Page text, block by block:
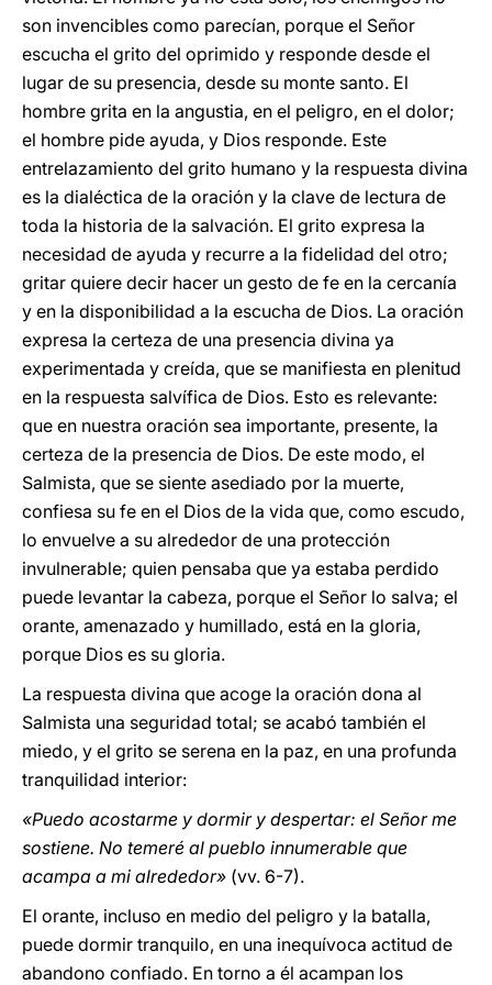
son invencibles como parecían, porque el Señor
escucha el grito del oprimido y responde desde el
lugar de su presencia, desde su monte santo. El
hombre grita en la angustia, en el peligro, en el dolor;
el hombre pide ayuda, y Dios responde. Este
entrelazamiento del grito humano y la respuesta divina
es la dialéctica de la oración y la clave de lectura de
toda la historia de la salvación. El grito expresa la
necesidad de ayuda y recurre a la fidelidad del otro;
gritar quiere decir hacer un gesto de fe en la cercanía
y en la disponibilidad a la escucha de Dios. La oración
expresa la certeza de una presencia divina ya
experimentada y creída, que se manifiesta en plenitud
en la respuesta salvífica de Dios. Esto es relevante:
que en nuestra oración sea importante, presente, la
certeza de la presencia de Dios. De este modo, el
Salmista, que se siente asediado por la muerte,
confiesa su fe en el Dios de la vida que, como escudo,
lo envuelve a su alrededor de una protección
invulnerable; quien pensaba que ya estaba perdido
puede levantar la cabeza, porque el Señor lo salva; el
orante, amenazado y humillado, está en la gloria,
porque Dios es su gloria.
La respuesta divina que acoge la oración dona al
Salmista una seguridad total; se acabó también el
miedo, y el grito se serena en la paz, en una profunda
tranquilidad interior:
«Puedo acostarme y dormir y despertar: el Señor me
sostiene. No temeré al pueblo innumerable que
acampa a mi alrededor» (vv. 6-7).
El orante, incluso en medio del peligro y la batalla,
puede dormir tranquilo, en una inequívoca actitud de
abandono confiado. En torno a él acampan los